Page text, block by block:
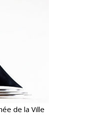
de la Ville